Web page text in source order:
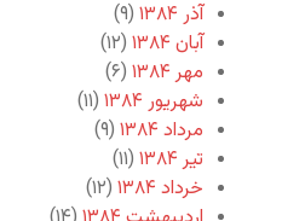
آذر ۱۳۸۴
(۹)
آبان ۱۳۸۴
(۱۲)
مهر ۱۳۸۴
(۶)
شهریور ۱۳۸۴
(۱۱)
مرداد ۱۳۸۴
(۹)
تیر ۱۳۸۴
(۱۱)
خرداد ۱۳۸۴
(۱۲)